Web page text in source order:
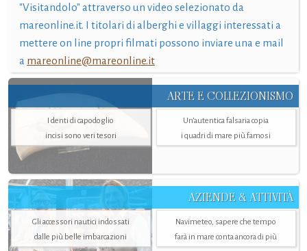
"Visitandolo" attraverso un video selezionato da
mareonline.it. I titolari di alberghi e villaggi interessati a
mettere on line propri filmati possono inviare una e mail
a mareonline@mareonline.it
ARTE E COLLEZIONISMO
I denti di capodoglio
incisi sono veri tesori
Un’autentica falsaria copia
i quadri di mare più famosi
AZIENDE & ATTIVITÀ
Gli accessori nautici indossati
dalle più belle imbarcazioni
Navimeteo, sapere che tempo
farà in mare conta ancora di più